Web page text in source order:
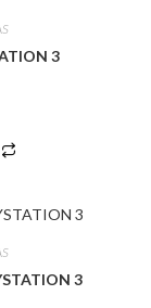
3
3